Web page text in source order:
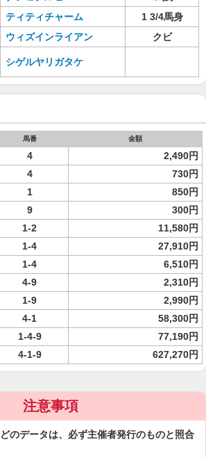
ティティチャーム
1 3/4馬身
ウィズインライアン
クビ
シゲルヤリガタケ
馬番 金額
4 2,490円
4
730円
1
850円
9
300円
1-2
11,580円
1-4 27,910円
1-4
6,510円
4-9
2,310円
1-9
2,990円
4-1
58,300円
1-4-9
77,190円
4-1-9 627,270円
注意事項
のデータは、必ず主催者発行のものと照合